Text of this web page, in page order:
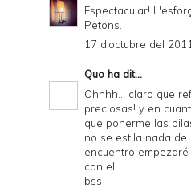
Espectacular!
Petons.
17 d’octubre del
Quo ha dit...
Ohhhh... claro que
preciosas! y en
que ponerme las
no se estila nada de
encuentro
con el!
bss